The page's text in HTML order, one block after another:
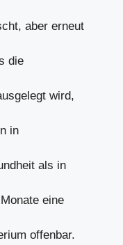
aber erneut
die
wird,
in
als in
eine
offenbar.